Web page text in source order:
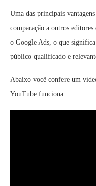
Uma das principais
comparação a outros
o Google Ads, o que
público qualificado e
Abaixo você confere um
YouTube funciona: